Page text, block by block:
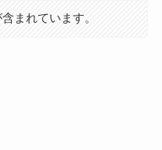
まれています。